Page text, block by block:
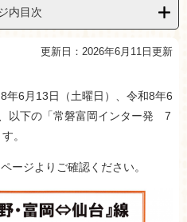
内目次
更新日：2026年6月11日更新
年6月13日（土曜日）、令和8年6
以下の「常磐富岡インター発 7
。
ージよりご確認ください。